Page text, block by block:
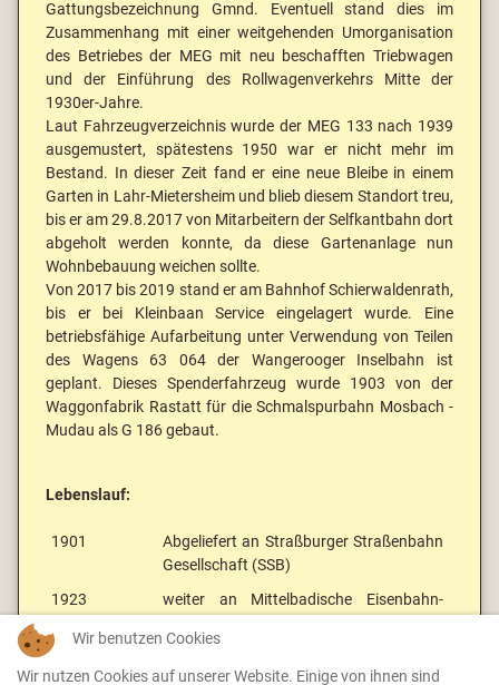
Gattungsbezeichnung Gmnd. Eventuell stand dies im
Zusammenhang mit einer weitgehenden Umorganisation
des Betriebes der MEG mit neu beschafften Triebwagen
und der Einführung des Rollwagenverkehrs Mitte der
1930er-Jahre.
Laut Fahrzeugverzeichnis wurde der MEG 133 nach 1939
ausgemustert, spätestens 1950 war er nicht mehr im
Bestand. In dieser Zeit fand er eine neue Bleibe in einem
Garten in Lahr-Mietersheim und blieb diesem Standort treu,
bis er am 29.8.2017 von Mitarbeitern der Selfkantbahn dort
abgeholt werden konnte, da diese Gartenanlage nun
Wohnbebauung weichen sollte.
Von 2017 bis 2019 stand er am Bahnhof Schierwaldenrath,
bis er bei Kleinbaan Service eingelagert wurde. Eine
betriebsfähige Aufarbeitung unter Verwendung von Teilen
des Wagens 63 064 der Wangerooger Inselbahn ist
geplant. Dieses Spenderfahrzeug wurde 1903 von der
Waggonfabrik Rastatt für die Schmalspurbahn Mosbach -
Mudau als G 186 gebaut.
Lebenslauf:
1901
Abgeliefert an Straßburger Straßenbahn
Gesellschaft (SSB)
1923
weiter an Mittelbadische Eisenbahn-
Wir benutzen Cookies
Wir nutzen Cookies auf unserer Website. Einige von ihnen sind